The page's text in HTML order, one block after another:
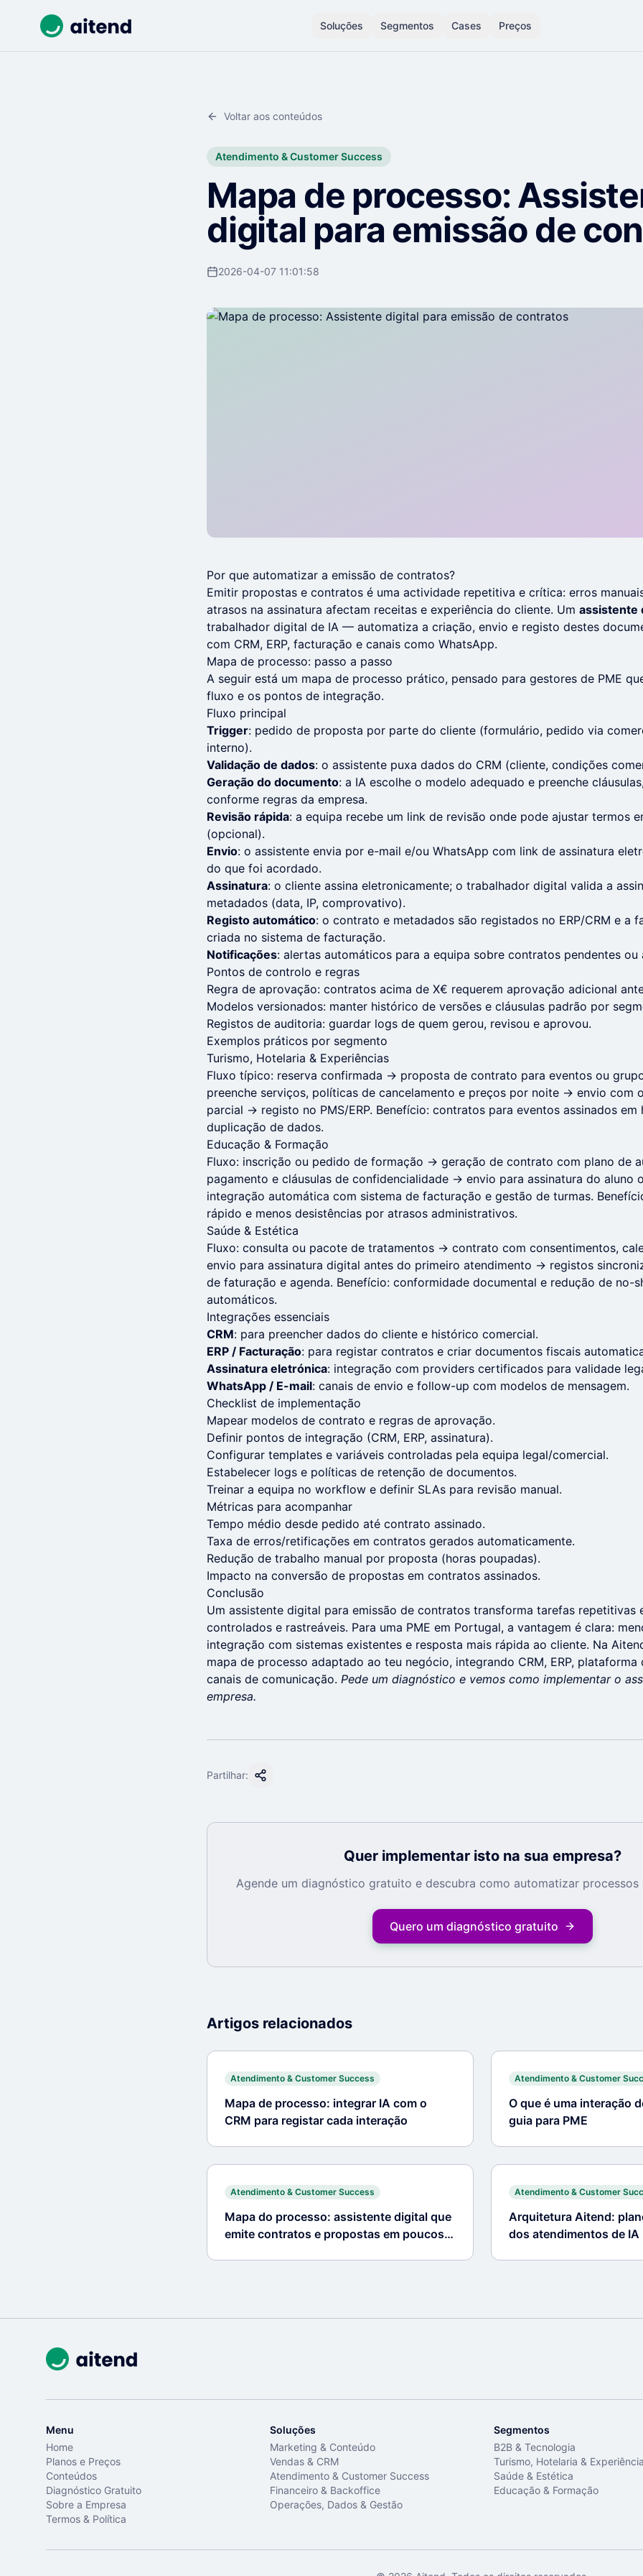
Soluções Segmentos Cases Preços
Voltar aos conteúdos
Atendimento & Customer Success
Mapa de processo:
digital para emissão de
2026-04-07 11:01:58
Por que automatizar a emissão de contratos?
Emitir propostas e contratos é uma actividade repetitiva e crítica: erros
atrasos na assinatura afectam receitas e experiência do cliente. Um assistente
trabalhador digital de IA — automatiza a criação, envio e registo destes
com CRM, ERP, facturação e canais como WhatsApp.
Mapa de processo: passo a passo
A seguir está um mapa de processo prático, pensado para gestores de PME
fluxo e os pontos de integração.
Fluxo principal
Trigger: pedido de proposta por parte do cliente (formulário, pedido via
interno).
Validação de dados: o assistente puxa dados do CRM (cliente, condições
Geração do documento: a IA escolhe o modelo adequado e preenche
conforme regras da empresa.
Revisão rápida: a equipa recebe um link de revisão onde pode ajustar termos
(opcional).
Envio: o assistente envia por e-mail e/ou WhatsApp com link de assinatura
do que foi acordado.
Assinatura: o cliente assina eletronicamente; o trabalhador digital valida a
metadados (data, IP, comprovativo).
Registo automático: o contrato e metadados são registados no ERP/CRM e a
criada no sistema de facturação.
Notificações: alertas automáticos para a equipa sobre contratos pendentes ou
Pontos de controlo e regras
Regra de aprovação: contratos acima de X€ requerem aprovação adicional
Modelos versionados: manter histórico de versões e cláusulas padrão por
Registos de auditoria: guardar logs de quem gerou, revisou e aprovou.
Exemplos práticos por segmento
Turismo, Hotelaria & Experiências
Fluxo típico: reserva confirmada → proposta de contrato para eventos ou
preenche serviços, políticas de cancelamento e preços por noite → envio com
parcial → registo no PMS/ERP. Benefício: contratos para eventos assinados em
duplicação de dados.
Educação & Formação
Fluxo: inscrição ou pedido de formação → geração de contrato com plano de
pagamento e cláusulas de confidencialidade → envio para assinatura do aluno
integração automática com sistema de facturação e gestão de turmas.
rápido e menos desistências por atrasos administrativos.
Saúde & Estética
Fluxo: consulta ou pacote de tratamentos → contrato com consentimentos,
envio para assinatura digital antes do primeiro atendimento → registos
de faturação e agenda. Benefício: conformidade documental e redução de no-
automáticos.
Integrações essenciais
CRM: para preencher dados do cliente e histórico comercial.
ERP / Facturação: para registar contratos e criar documentos fiscais
Assinatura eletrónica: integração com providers certificados para validade
WhatsApp / E-mail: canais de envio e follow-up com modelos de mensagem.
Checklist de implementação
Mapear modelos de contrato e regras de aprovação.
Definir pontos de integração (CRM, ERP, assinatura).
Configurar templates e variáveis controladas pela equipa legal/comercial.
Estabelecer logs e políticas de retenção de documentos.
Treinar a equipa no workflow e definir SLAs para revisão manual.
Métricas para acompanhar
Tempo médio desde pedido até contrato assinado.
Taxa de erros/retificações em contratos gerados automaticamente.
Redução de trabalho manual por proposta (horas poupadas).
Impacto na conversão de propostas em contratos assinados.
Conclusão
Um assistente digital para emissão de contratos transforma tarefas repetitivas
controlados e rastreáveis. Para uma PME em Portugal, a vantagem é clara:
integração com sistemas existentes e resposta mais rápida ao cliente. Na
mapa de processo adaptado ao teu negócio, integrando CRM, ERP, plataforma
canais de comunicação. Pede um diagnóstico e vemos como implementar o
empresa.
Partilhar:
Quer implementar isto na sua empresa?
Agende um diagnóstico gratuito e descubra como automatizar processos
Quero um diagnóstico gratuito
Artigos relacionados
Atendimento & Customer Success
Mapa de processo: integrar IA com o
CRM para registar cada interação
Atendimento & Customer
O que é uma interação
guia para PME
Atendimento & Customer Success
Mapa do processo: assistente digital que
emite contratos e propostas em poucos
Atendimento & Customer
Arquitetura Aitend:
dos atendimentos de IA
Menu
Home
Planos e Preços
Conteúdos
Diagnóstico Gratuito
Sobre a Empresa
Termos & Política
Soluções
Marketing & Conteúdo
Vendas & CRM
Atendimento & Customer Success
Financeiro & Backoffice
Operações, Dados & Gestão
Segmentos
B2B & Tecnologia
Turismo, Hotelaria &
Saúde & Estética
Educação & Formação